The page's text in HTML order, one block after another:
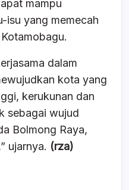
mampu
isu yang memecah
dalam
kota yang
kerukunan dan
sebagai wujud
Bolmong Raya,
ujarnya. (rza)